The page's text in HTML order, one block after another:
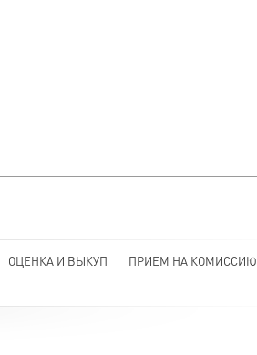
ОЦЕНКА И ВЫКУП
ПРИЕМ НА КОМИССИЮ